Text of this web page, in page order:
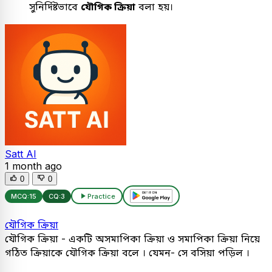
সুনির্দিষ্টভাবে যৌগিক ক্রিয়া বলা হয়।
Satt AI
1 month ago
0 0
MCQ:15 CQ:3 Practice
যৌগিক ক্রিয়া
যৌগিক ক্রিয়া - একটি অসমাপিকা ক্রিয়া ও সমাপিকা ক্রিয়া নিয়ে
গঠিত ক্রিয়াকে যৌগিক ক্রিয়া বলে । যেমন- সে বসিয়া পড়িল ।